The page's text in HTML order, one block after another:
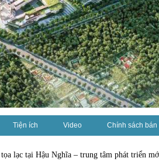
Tiện ích Video Chính sách bán
lạc tại Hậu Nghĩa – trung tâm phát triển